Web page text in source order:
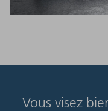
Vous visez